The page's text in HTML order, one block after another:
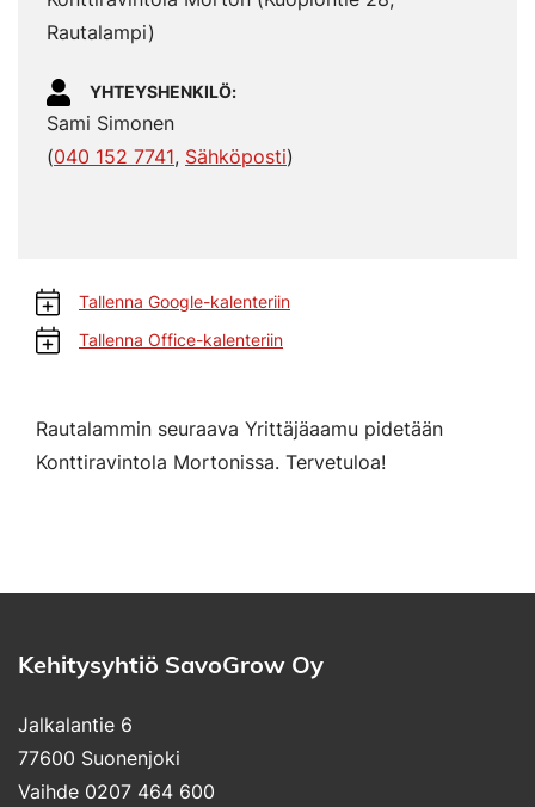
Rautalampi)
YHTEYSHENKILÖ
Sami Simonen
(040 152 7741, Sähköposti)
Tallenna Google-kalenteriin
Tallenna Office-kalenteriin
Rautalammin seuraava Yrittäjäaamu pidetään
Konttiravintola Mortonissa. Tervetuloa!
Kehitysyhtiö SavoGrow Oy
Jalkalantie 6
77600 Suonenjoki
Vaihde 0207 464 600